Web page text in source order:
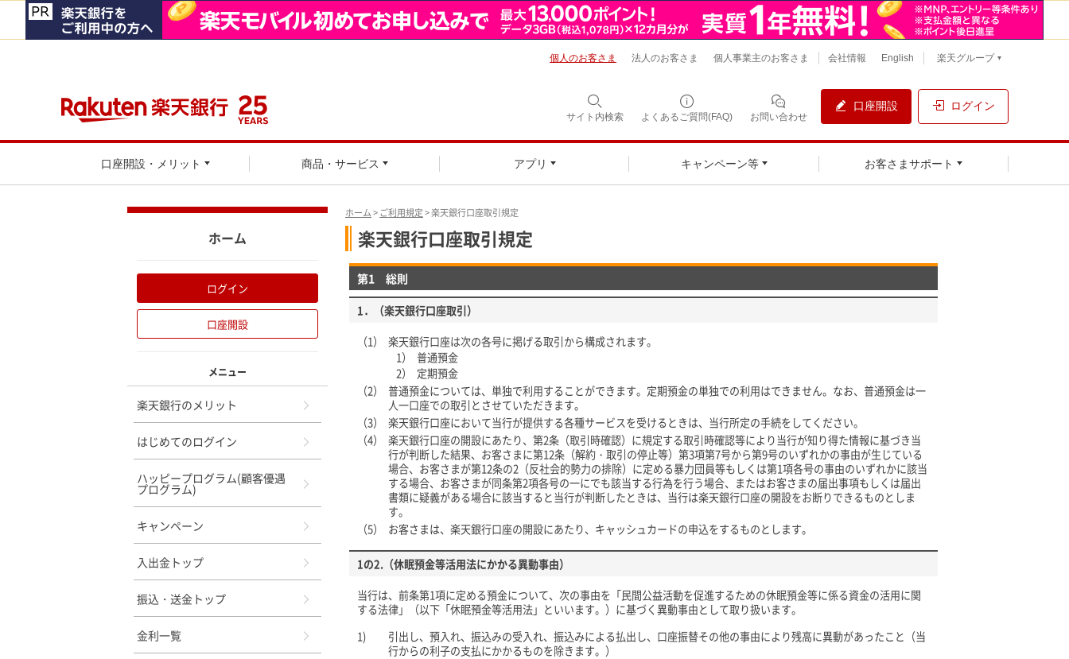
サイト内検索 よくあるご質問(FAQ) お問い合わせ
口座開設 ログイン
口座開設・メリット 商品・サービス アプリ キャンペーン等 お客さまサポート
個人のお客さま 法人のお客さま 個人事業主のお客さま 会社情報 English 楽天グループ
ホーム>ご利用規定> 楽天銀行口座取引規定
楽天銀行口座取引規定
第1 総則
1．（楽天銀行口座取引）
（1）
楽天銀行口座は次の各号に掲げる取引から構成されます。
1）
普通預金
2）
定期預金
（2）
普通預金については、単独で利用することができます。定期預金の単独での利用はできません。なお、普通預金は一
人一口座での取引とさせていただきます。
（3）
楽天銀行口座において当行が提供する各種サービスを受けるときは、当行所定の手続をしてください。
（4）
楽天銀行口座の開設にあたり、第2条（取引時確認）に規定する取引時確認等により当行が知り得た情報に基づき当
行が判断した結果、お客さまに第12条（解約・取引の停止等）第3項第7号から第9号のいずれかの事由が生じている
場合、お客さまが第12条の2（反社会的勢力の排除）に定める暴力団員等もしくは第1項各号の事由のいずれかに該当
する場合、お客さまが同条第2項各号の一にでも該当する行為を行う場合、またはお客さまの届出事項もしくは届出
書類に疑義がある場合に該当すると当行が判断したときは、当行は楽天銀行口座の開設をお断りできるものとしま
す。
（5）
お客さまは、楽天銀行口座の開設にあたり、キャッシュカードの申込をするものとします。
1の2.（休眠預金等活用法にかかる異動事由）
当行は、前条第1項に定める預金について、次の事由を「民間公益活動を促進するための休眠預金等に係る資金の活用に関
する法律」（以下「休眠預金等活用法」といいます。）に基づく異動事由として取り扱います。
1)
引出し、預入れ、振込みの受入れ、振込みによる払出し、口座振替その他の事由により残高に異動があったこと（当
行からの利子の支払にかかるものを除きます。）
ホーム
ログイン
口座開設
メニュー
楽天銀行のメリット
はじめてのログイン
ハッピープログラム(顧客優遇
プログラム)
キャンペーン
入出金トップ
振込・送金トップ
金利一覧